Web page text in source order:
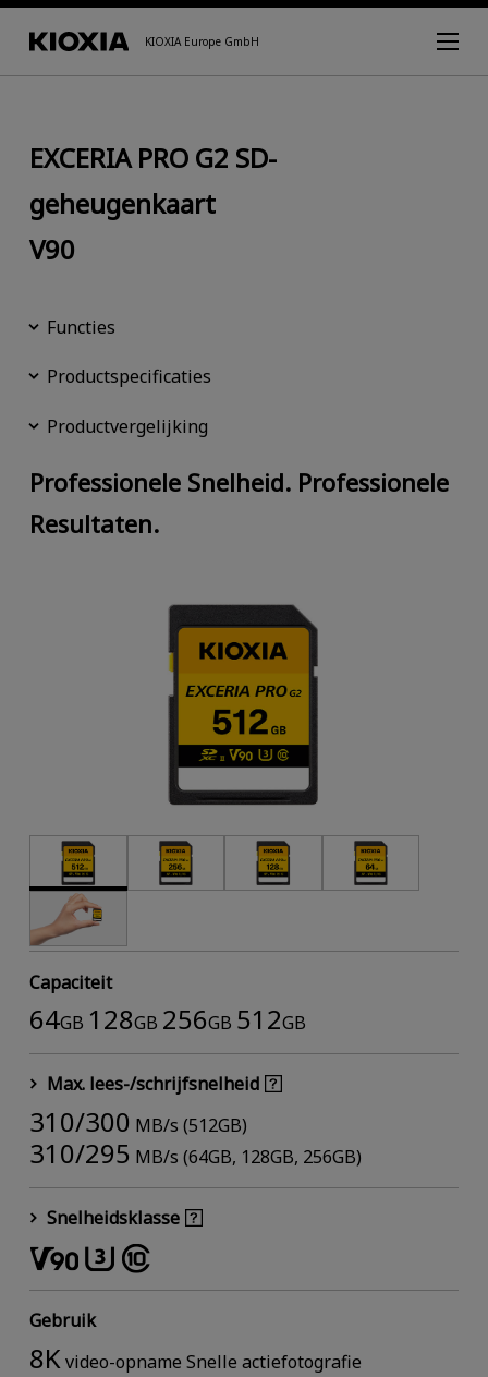
KIOXIA Europe GmbH
EXCERIA PRO G2 SD-
geheugenkaart
V90
Functies
Productspecificaties
Productvergelijking
Professionele Snelheid. Professionele
Resultaten.
Capaciteit
64GB 128GB 256GB 512GB
Max. lees-/schrijfsnelheid
310/300 MB/s (512GB)
310/295 MB/s (64GB, 128GB, 256GB)
Snelheidsklasse
Gebruik
8Kvideo-opname Snelle actiefotografie